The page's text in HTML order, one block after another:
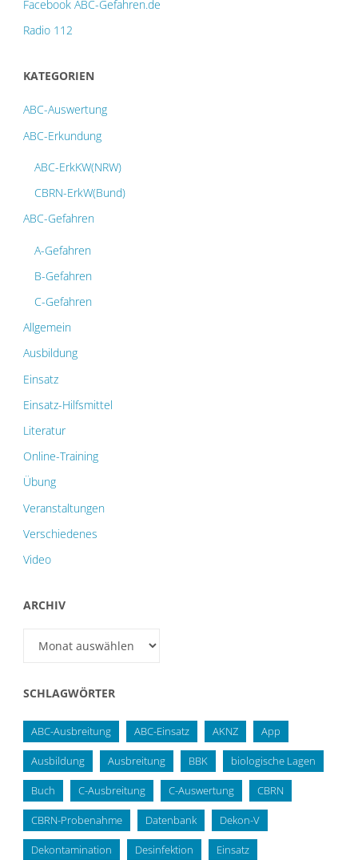
Facebook ABC-Gefahren.de
Radio 112
KATEGORIEN
ABC-Auswertung
ABC-Erkundung
ABC-ErkKW(NRW)
CBRN-ErkW(Bund)
ABC-Gefahren
A-Gefahren
B-Gefahren
C-Gefahren
Allgemein
Ausbildung
Einsatz
Einsatz-Hilfsmittel
Literatur
Online-Training
Übung
Veranstaltungen
Verschiedenes
Video
ARCHIV
SCHLAGWÖRTER
ABC-Ausbreitung ABC-Einsatz AKNZ App
Ausbildung Ausbreitung BBK biologische Lagen
Buch C-Ausbreitung C-Auswertung CBRN
CBRN-Probenahme Datenbank Dekon-V
Dekontamination Desinfektion Einsatz